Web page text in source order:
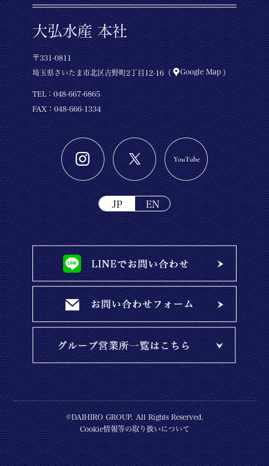
大弘水産 本社
〒331-0811
埼玉県さいたま市北区吉野町2丁目12-16（ Google Map ）
TEL： 048-667-6865
FAX：048-666-1334
JP EN
©DAIHIRO GROUP. All Rights Reserved.
Cookie情報等の取り扱いについて